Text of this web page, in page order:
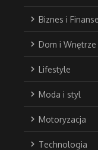
Biznes i Finanse
Dom i Wnętrze
Lifestyle
Moda i styl
Motoryzacja
Technologia